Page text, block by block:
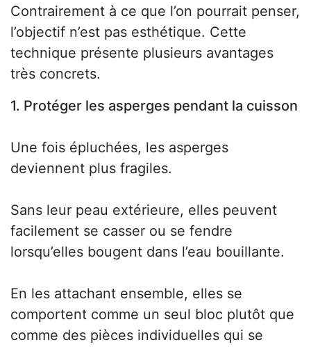
Contrairement à ce que l’on pourrait penser,
l’objectif n’est pas esthétique. Cette
technique présente plusieurs avantages
très concrets.
1. Protéger les asperges pendant la cuisson
Une fois épluchées, les asperges
deviennent plus fragiles.
Sans leur peau extérieure, elles peuvent
facilement se casser ou se fendre
lorsqu’elles bougent dans l’eau bouillante.
En les attachant ensemble, elles se
comportent comme un seul bloc plutôt que
comme des pièces individuelles qui se